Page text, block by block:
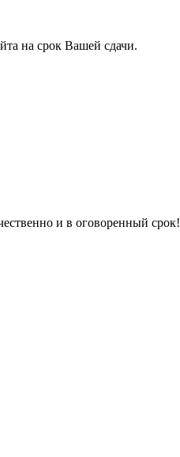
на срок Вашей сдачи.
и в оговоренный срок!